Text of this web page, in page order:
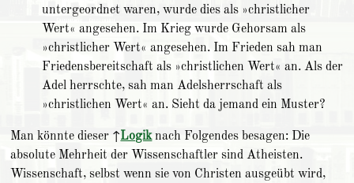
untergeordnet waren, wurde dies als »christlicher
Wert« angesehen. Im Krieg wurde Gehorsam als
»christlicher Wert« angesehen. Im Frieden sah man
Friedensbereitschaft als »christlichen Wert« an. Als der
Adel herrschte, sah man Adelsherrschaft als
»christlichen Wert« an. Sieht da jemand ein Muster?
Man könnte dieser ↑Logiknach Folgendes besagen: Die
absolute Mehrheit der Wissenschaftler sind Atheisten.
Wissenschaft, selbst wenn sie von Christen ausgeübt wird,